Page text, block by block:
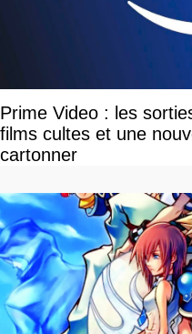
Prime Video : les
films cultes et une
cartonner